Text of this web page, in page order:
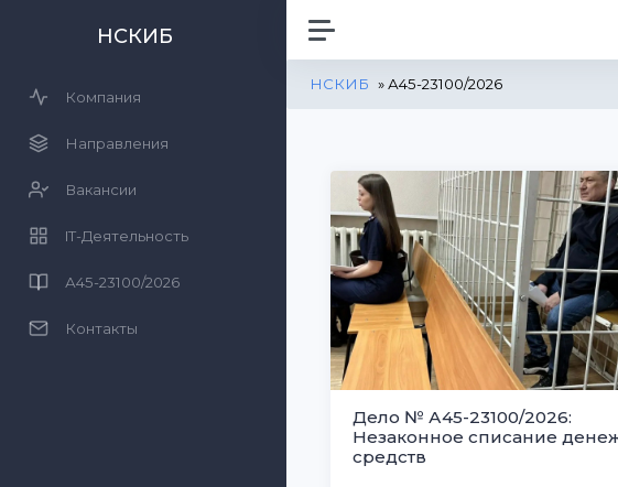
НСКИБ
Компания
Направления
Вакансии
IT-Деятельность
А45-23100/2026
Контакты
НСКИБ » А45-23100/2026
Дело № А45-23100/2026:
Незаконное списание
средств